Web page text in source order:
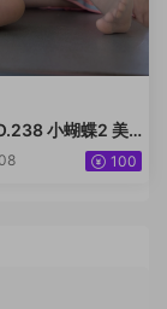
小蝴蝶2 美
[73P+545M] 100